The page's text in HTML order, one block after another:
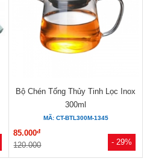
- 29%
Bộ Chén Tống Thủy Tinh Lọc Inox
300ml
MÃ: CT-BTL300M-1345
85.000đ
120.000